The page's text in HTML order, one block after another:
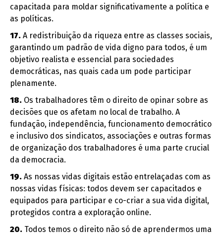
capacitada para moldar significativamente a política e
as políticas.
17. A redistribuição da riqueza entre as classes sociais,
garantindo um padrão de vida digno para todos, é um
objetivo realista e essencial para sociedades
democráticas, nas quais cada um pode participar
plenamente.
18. Os trabalhadores têm o direito de opinar sobre as
decisões que os afetam no local de trabalho. A
fundação, independência, funcionamento democrático
e inclusivo dos sindicatos, associações e outras formas
de organização dos trabalhadores é uma parte crucial
da democracia.
19. As nossas vidas digitais estão entrelaçadas com as
nossas vidas físicas: todos devem ser capacitados e
equipados para participar e co-criar a sua vida digital,
protegidos contra a exploração online.
20. Todos temos o direito não só de aprendermos uma